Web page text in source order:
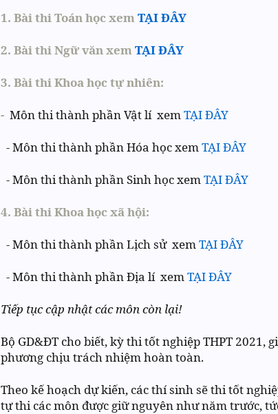
1. Bài thi Toán học xemTẠI ĐÂY
2. Bài thi Ngữ văn xemTẠI ĐÂY
3. Bài thi Khoa học tự nhiên:
- Môn thi thành phần Vật lí xemTẠI ĐÂY
- Môn thi thành phần Hóa học xemTẠI ĐÂY
- Môn thi thành phần Sinh học xemTẠI ĐÂY
4. Bài thi Khoa học xã hội:
- Môn thi thành phần Lịch sử xemTẠI ĐÂY
- Môn thi thành phần Địa lí xemTẠI ĐÂY
Tiếp tục cập nhật các môn còn lại!
Bộ GD&ĐT cho biết, kỳ thi tốt nghiệp THPT 2021,
phương chịu trách nhiệm hoàn toàn.
Theo kế hoạch dự kiến, các thí sinh sẽ thi tốt
tự thi các môn được giữ nguyên như năm trước,